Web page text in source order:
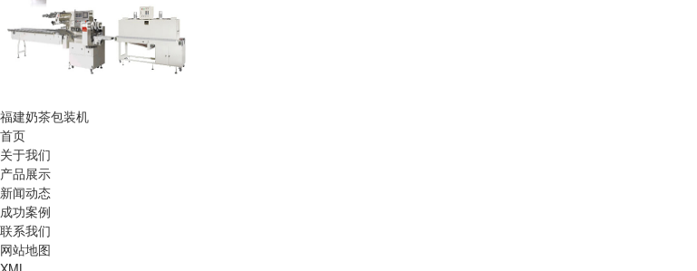
福建奶茶包装机
首页
关于我们
产品展示
新闻动态
成功案例
联系我们
网站地图